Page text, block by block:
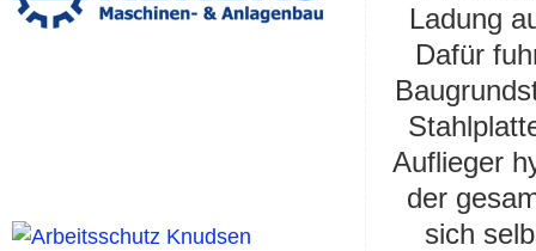
Ladung
Dafür
Auflieger
der
sich